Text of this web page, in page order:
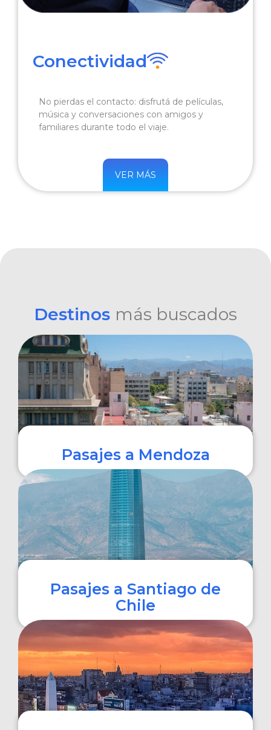
Conectividad
No pierdas el contacto: disfrutá de películas,
música y conversaciones con amigos y
familiares durante todo el viaje.
VER MÁS
Destinos más buscados
Pasajes a Mendoza
COMPRAR
Pasajes a Santiago de
Chile